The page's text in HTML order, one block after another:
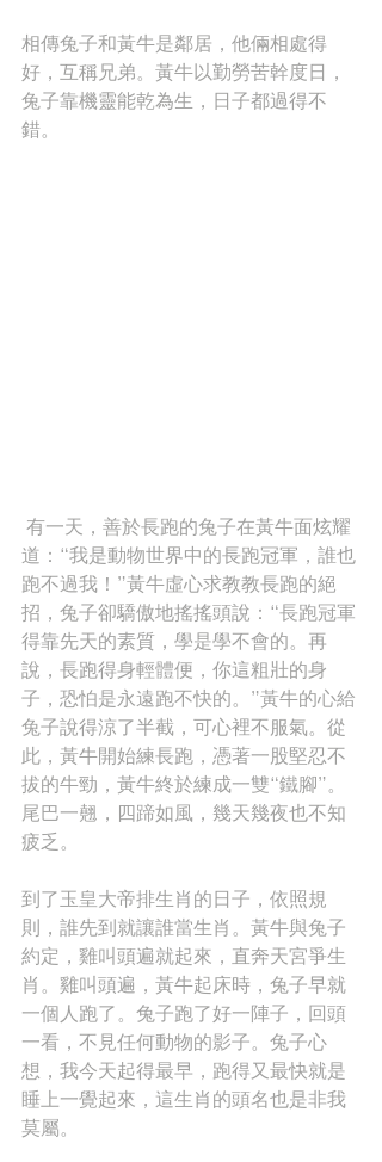
相傳兔子和黃牛是鄰居，他倆相處得
好，互稱兄弟。黃牛以勤勞苦幹度日，
兔子靠機靈能乾為生，日子都過得不
錯。
道：“我是動物世界中的長跑冠軍，誰也
跑不過我！”黃牛虛心求教教長跑的絕
招，兔子卻驕傲地搖搖頭說：“長跑冠軍
得靠先天的素質，學是學不會的。再
說，長跑得身輕體便，你這粗壯的身
子，恐怕是永遠跑不快的。”黃牛的心給
兔子說得涼了半截，可心裡不服氣。從
此，黃牛開始練長跑，憑著一股堅忍不
拔的牛勁，黃牛終於練成一雙“鐵腳”。
尾巴一翹，四蹄如風，幾天幾夜也不知
疲乏。
到了玉皇大帝排生肖的日子，依照規
則，誰先到就讓誰當生肖。黃牛與兔子
約定，雞叫頭遍就起來，直奔天宮爭生
肖。雞叫頭遍，黃牛起床時，兔子早就
一個人跑了。兔子跑了好一陣子，回頭
一看，不見任何動物的影子。兔子心
想，我今天起得最早，跑得又最快就是
睡上一覺起來，這生肖的頭名也是非我
莫屬。